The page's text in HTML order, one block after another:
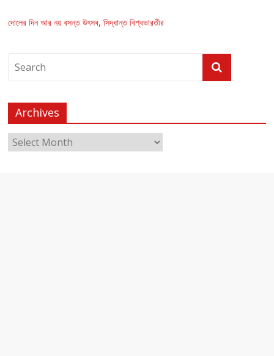
দোলের দিন আর নয় বসন্ত উৎসব, সিদ্ধান্ত বিশ্বভারতীর
Archives